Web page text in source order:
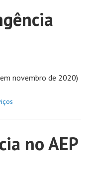
novembro de 2020)
no AEP